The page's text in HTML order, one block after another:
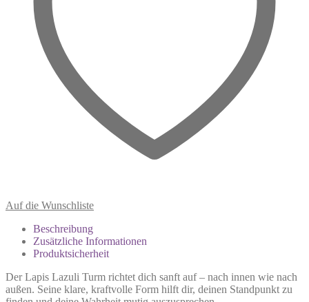
Auf die Wunschliste
Beschreibung
Zusätzliche Informationen
Produktsicherheit
Der Lapis Lazuli Turm richtet dich sanft auf – nach innen wie nach
außen. Seine klare, kraftvolle Form hilft dir, deinen Standpunkt zu